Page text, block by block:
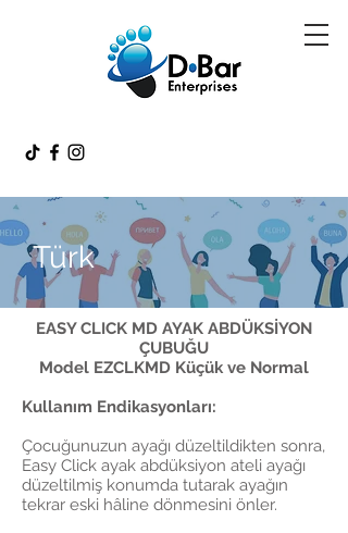
Türk
EASY CLICK MD AYAK ABDÜKSİYON
ÇUBUĞU
Model EZCLKMD Küçük ve Normal
Kullanım Endikasyonları:
Çocuğunuzun ayağı düzeltildikten sonra,
Easy Click ayak abdüksiyon ateli ayağı
düzeltilmiş konumda tutarak ayağın
tekrar eski hâline dönmesini önler.